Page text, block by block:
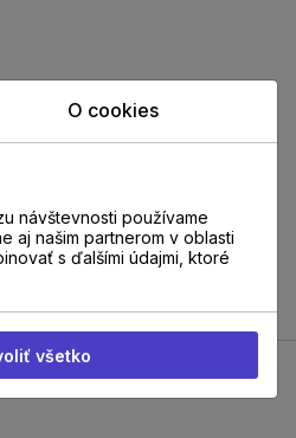
O cookies
návštevnosti používame
aj našim partnerom v oblasti
s ďalšími údajmi, ktoré
všetko